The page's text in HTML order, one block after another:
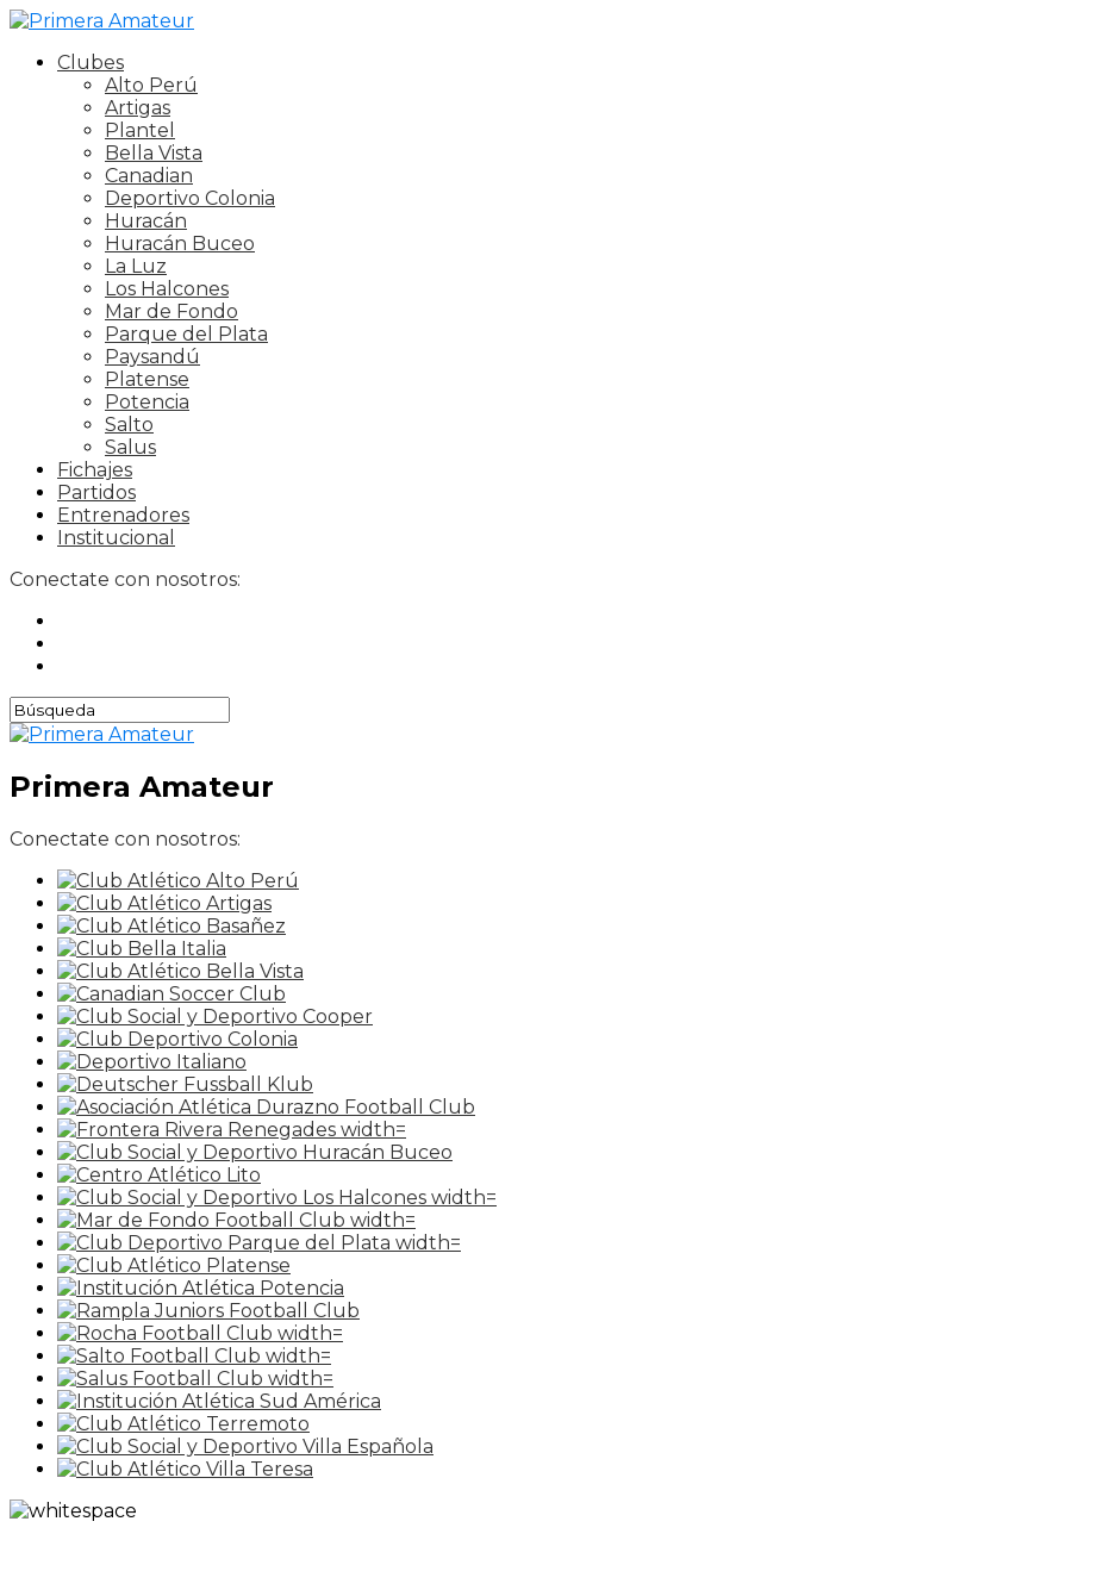
Clubes
Alto Perú
Artigas
Plantel
Bella Vista
Canadian
Deportivo Colonia
Huracán
Huracán Buceo
La Luz
Los Halcones
Mar de Fondo
Parque del Plata
Paysandú
Platense
Potencia
Salto
Salus
Fichajes
Partidos
Entrenadores
Institucional
Conectate con nosotros:
Primera Amateur
Conectate con nosotros: